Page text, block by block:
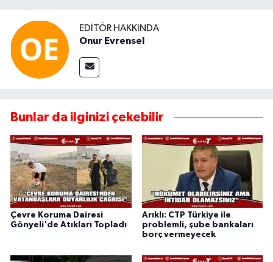
EDITÖR HAKKINDA
Onur Evrensel
Bunlar da ilginizi çekebilir
Çevre Koruma Dairesi
Gönyeli'de Atıkları Topladı
Arıklı: CTP Türkiye ile
problemli, şube bankaları
borç vermeyecek